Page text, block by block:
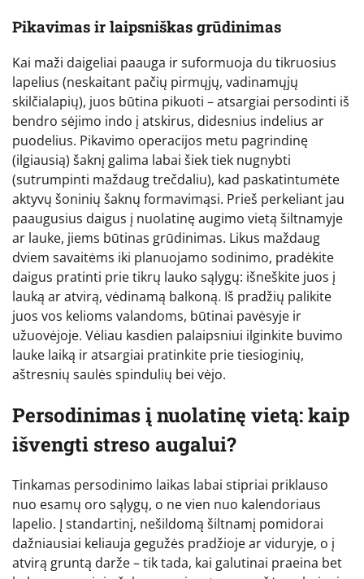
Pikavimas ir laipsniškas grūdinimas
Kai maži daigeliai paauga ir suformuoja du tikruosius
lapelius (neskaitant pačių pirmųjų, vadinamųjų
skilčialapių), juos būtina pikuoti – atsargiai persodinti iš
bendro sėjimo indo į atskirus, didesnius indelius ar
puodelius. Pikavimo operacijos metu pagrindinę
(ilgiausią) šaknį galima labai šiek tiek nugnybti
(sutrumpinti maždaug trečdaliu), kad paskatintumėte
aktyvų šoninių šaknų formavimąsi. Prieš perkeliant jau
paaugusius daigus į nuolatinę augimo vietą šiltnamyje
ar lauke, jiems būtinas grūdinimas. Likus maždaug
dviem savaitėms iki planuojamo sodinimo, pradėkite
daigus pratinti prie tikrų lauko sąlygų: išneškite juos į
lauką ar atvirą, vėdinamą balkoną. Iš pradžių palikite
juos vos kelioms valandoms, būtinai pavėsyje ir
užuovėjoje. Vėliau kasdien palaipsniui ilginkite buvimo
lauke laiką ir atsargiai pratinkite prie tiesioginių,
aštresnių saulės spindulių bei vėjo.
Persodinimas į nuolatinę vietą: kaip
išvengti streso augalui?
Tinkamas persodinimo laikas labai stipriai priklauso
nuo esamų oro sąlygų, o ne vien nuo kalendoriaus
lapelio. Į standartinį, nešildomą šiltnamį pomidorai
dažniausiai keliauja gegužės pradžioje ar viduryje, o į
atvirą gruntą darže – tik tada, kai galutinai praeina bet